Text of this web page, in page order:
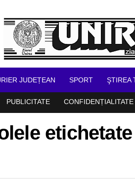
JUDEȚEAN SPORT ŞTIREA
PUBLICITATE